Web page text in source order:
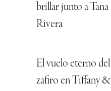
brillar junto a Tana
Rivera
El vuelo eterno del
zafiro en Tiffany &